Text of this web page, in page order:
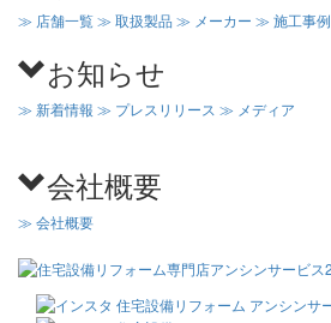
≫ 店舗一覧≫ 取扱製品 ≫ メーカー ≫ 施工事例
お知らせ
≫ 新着情報 ≫ プレスリリース ≫ メディア
会社概要
≫ 会社概要